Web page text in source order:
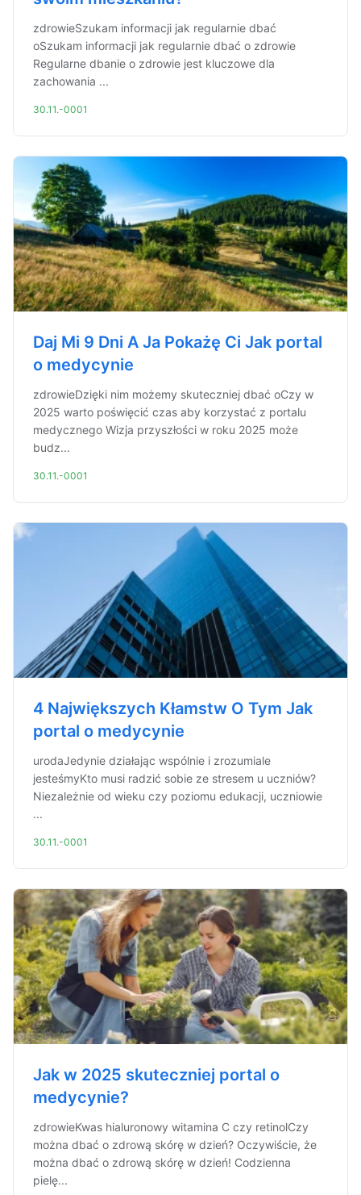
zdrowieSzukam informacji jak regularnie dbać
oSzukam informacji jak regularnie dbać o zdrowie
Regularne dbanie o zdrowie jest kluczowe dla
zachowania ...
30.11.-0001
Daj Mi 9 Dni A Ja Pokażę Ci Jak portal
o medycynie
zdrowieDzięki nim możemy skuteczniej dbać oCzy w
2025 warto poświęcić czas aby korzystać z portalu
medycznego Wizja przyszłości w roku 2025 może
budz...
30.11.-0001
4 Największych Kłamstw O Tym Jak
portal o medycynie
urodaJedynie działając wspólnie i zrozumiale
jesteśmyKto musi radzić sobie ze stresem u uczniów?
Niezależnie od wieku czy poziomu edukacji, uczniowie
...
30.11.-0001
Jak w 2025 skuteczniej portal o
medycynie?
zdrowieKwas hialuronowy witamina C czy retinolCzy
można dbać o zdrową skórę w dzień? Oczywiście, że
można dbać o zdrową skórę w dzień! Codzienna
pielę...